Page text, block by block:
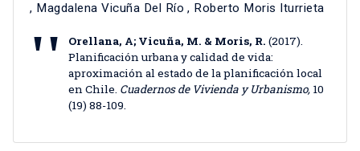
, Magdalena Vicuña Del Río , Roberto Moris Iturrieta
Orellana, A; Vicuña, M. & Moris, R. (2017).
Planificación urbana y calidad de vida:
aproximación al estado de la planificación local
en Chile. Cuadernos de Vivienda y Urbanismo, 10
(19) 88-109.